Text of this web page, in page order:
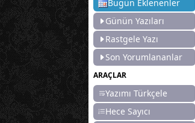
Bugün Eklenenler
Günün Yazıları
Rastgele Yazı
Son Yorumlananlar
ARAÇLAR
Yazımı Türkçele
Hece Sayıcı